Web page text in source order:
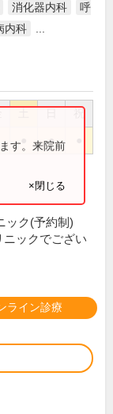
消化器内科
呼
内科
祝
●
す。来院前
×閉じる
ック(予約制)
ックでござい
ライン診療